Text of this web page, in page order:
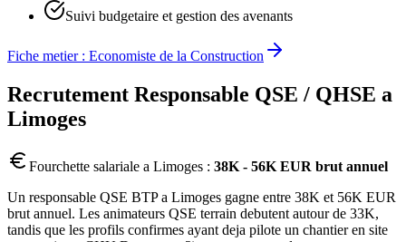
Suivi budgetaire et gestion des avenants
Fiche metier : Economiste de la Construction
Recrutement Responsable QSE / QHSE a
Limoges
Fourchette salariale a Limoges : 38K - 56K EUR brut annuel
Un responsable QSE BTP a Limoges gagne entre 38K et 56K EUR
brut annuel. Les animateurs QSE terrain debutent autour de 33K,
tandis que les profils confirmes ayant deja pilote un chantier en site